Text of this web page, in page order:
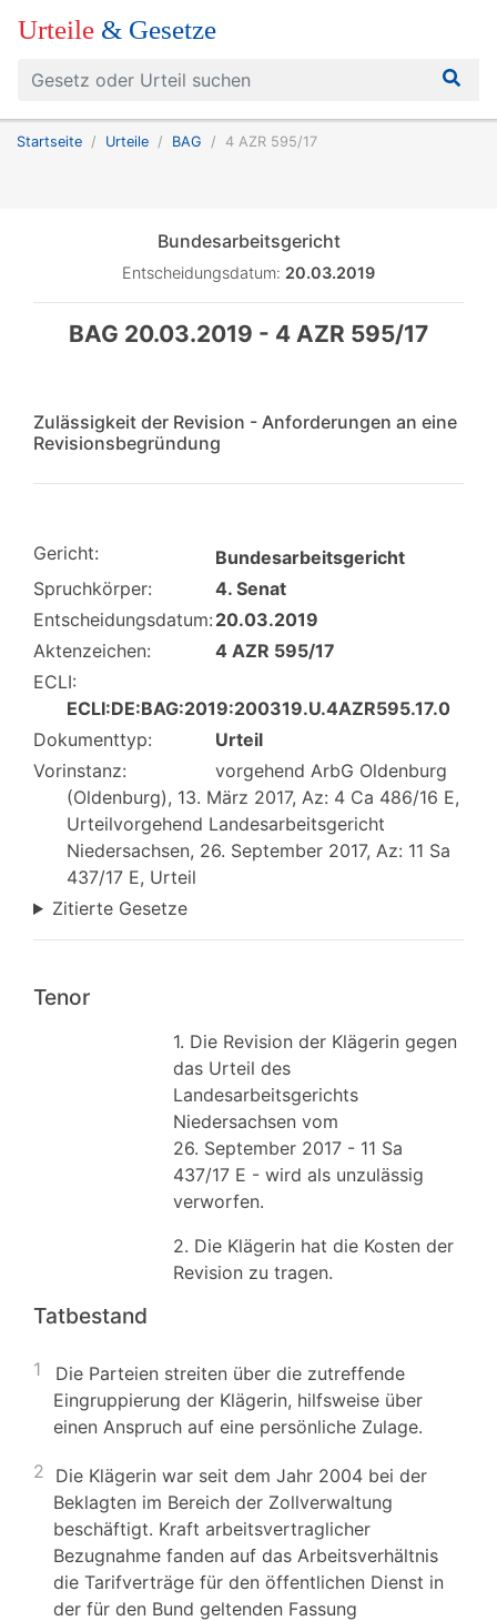
Urteile & Gesetze
Startseite Urteile BAG 4 AZR 595/17
Bundesarbeitsgericht
Entscheidungsdatum: 20.03.2019
BAG 20.03.2019 - 4 AZR 595/17
Zulässigkeit der Revision - Anforderungen an eine
Revisionsbegründung
Gericht:
Bundesarbeitsgericht
Spruchkörper:
4. Senat
Entscheidungsdatum: 20.03.2019
Aktenzeichen:
4 AZR 595/17
ECLI:
ECLI:DE:BAG:2019:200319.U.4AZR595.17.0
Dokumenttyp:
Urteil
Vorinstanz:
vorgehend ArbG Oldenburg
(Oldenburg), 13. März 2017, Az: 4 Ca 486/16 E,
Urteilvorgehend Landesarbeitsgericht
Niedersachsen, 26. September 2017, Az: 11 Sa
437/17 E, Urteil
Zitierte Gesetze
Tenor
1. Die Revision der Klägerin gegen
das Urteil des
Landesarbeitsgerichts
Niedersachsen vom
26. September 2017 - 11 Sa
437/17 E - wird als unzulässig
verworfen.
2. Die Klägerin hat die Kosten der
Revision zu tragen.
Tatbestand
1
Die Parteien streiten über die zutreffende
Eingruppierung der Klägerin, hilfsweise über
einen Anspruch auf eine persönliche Zulage.
2 Die Klägerin war seit dem Jahr 2004 bei der
Beklagten im Bereich der Zollverwaltung
beschäftigt. Kraft arbeitsvertraglicher
Bezugnahme fanden auf das Arbeitsverhältnis
die Tarifverträge für den öffentlichen Dienst in
der für den Bund geltenden Fassung